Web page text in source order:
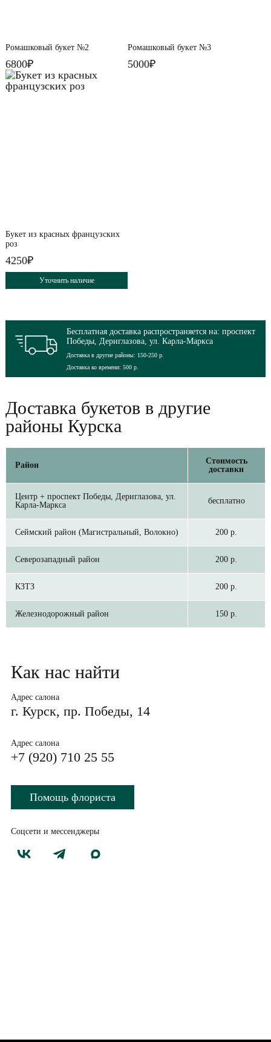
Ромашковый букет №2
6800₽
Ромашковый букет №3
5000₽
Букет из красных французских
роз
4250₽
Уточнить наличие
Бесплатная доставка распространяется на: проспект
Победы, Дериглазова, ул. Карла-Маркса
Доставка в другие районы: 150-250 р.
Доставка ко времени: 500 р.
Доставка букетов в другие
районы Курска
Район
Стоимость
доставки
Центр + проспект Победы, Дериглазова, ул.
Карла-Маркса
бесплатно
Сеймский район (Магистральный, Волокно) 200 р.
Северозападный район 200 р.
КЗТЗ 200 р.
Железнодорожный район 150 р.
Как нас найти
Адрес салона
г. Курск, пр. Победы, 14
Адрес салона
+7 (920) 710 25 55
Помощь флориста
Соцсети и мессенджеры